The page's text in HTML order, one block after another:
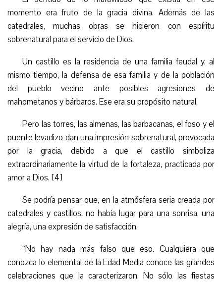
momento era fruto de la gracia divina. Además de las
catedrales, muchas obras se hicieron con espíritu
sobrenatural para el servicio de Dios.
Un castillo es la residencia de una familia feudal y, al
mismo tiempo, la defensa de esa familia y de la población
del pueblo vecino ante posibles agresiones de
mahometanos y bárbaros. Ese era su propósito natural.
Pero las torres, las almenas, las barbacanas, el foso y el
puente levadizo dan una impresión sobrenatural, provocada
por la gracia, debido a que el castillo simboliza
extraordinariamente la virtud de la fortaleza, practicada por
amor a Dios. [4]
Se podría pensar que, en la atmósfera seria creada por
catedrales y castillos, no había lugar para una sonrisa, una
alegría, una expresión de satisfacción.
“No hay nada más falso que eso. Cualquiera que
conozca lo elemental de la Edad Media conoce las grandes
celebraciones que la caracterizaron. No sólo las fiestas